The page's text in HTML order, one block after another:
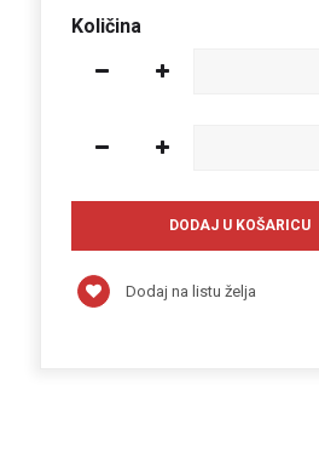
Količina
Dodaj na listu želja